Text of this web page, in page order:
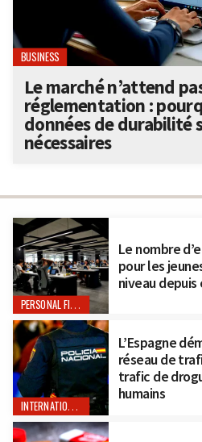
PERSONAL FINANCE
Le nombre
pour les
niveau depuis
INTERNATIONAL
L’Espagne
réseau de
trafic de
humains
BUSINESS
Le marché n’attend
réglementation :
données de durabilité
nécessaires